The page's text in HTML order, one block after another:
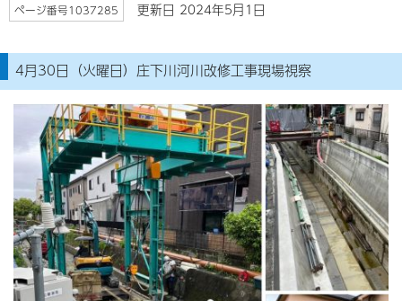
ページ番号1037285 更新日 2024年5月1日
4月30日（火曜日）庄下川河川改修工事現場視察